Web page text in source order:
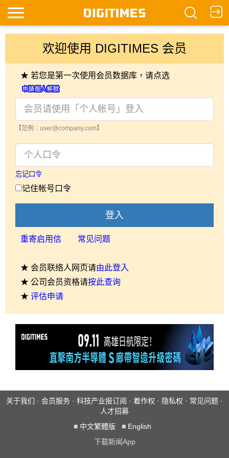
欢迎使用 DIGITIMES 会员
★ 若您是第一次使用会员数据库，请点选
【范例：user@company.com】
忘记口令
记住帐号口令
登入
重寄启用信 常见问题
★ 会员联络人网页请由此登入
★ 公司会员资格请按此查询
★ 评估申请
关于我们 · 会员服务 · 科技产业报订阅 · 着作权 · 隐私权 · 常见问题 ·
人才招募
■ 中文繁體版 ■ English
下载新闻App